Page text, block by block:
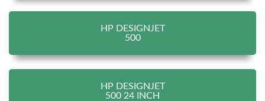
HP DESIGNJET
500
HP DESIGNJET
500 24 INCH